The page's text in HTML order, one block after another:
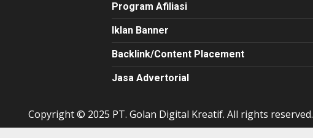
Program Afiliasi
Iklan Banner
Backlink/Content Placement
Jasa Advertorial
Copyright © 2025 PT. Golan Digital Kreatif. All rights reserved.